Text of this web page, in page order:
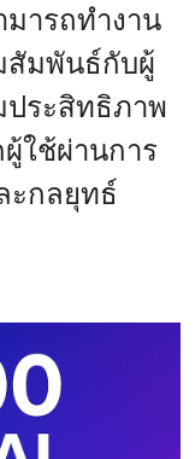
มารถทำงาน
สัมพันธ์กับผู้
ประสิทธิภาพ
ใช้ผ่านการ
ะกลยุทธ์